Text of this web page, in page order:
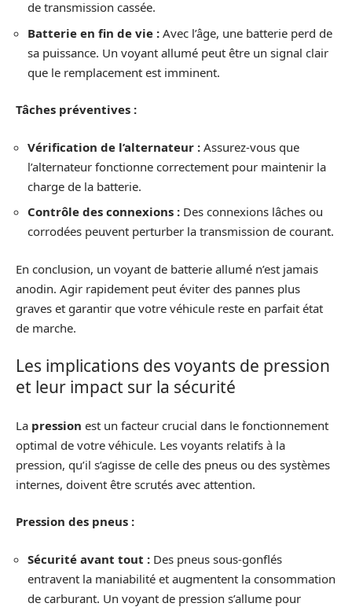
de transmission cassée.
Batterie en fin de vie : Avec l’âge, une batterie perd de
sa puissance. Un voyant allumé peut être un signal clair
que le remplacement est imminent.
Tâches préventives :
Vérification de l’alternateur : Assurez-vous que
l’alternateur fonctionne correctement pour maintenir la
charge de la batterie.
Contrôle des connexions : Des connexions lâches ou
corrodées peuvent perturber la transmission de courant.
En conclusion, un voyant de batterie allumé n’est jamais
anodin. Agir rapidement peut éviter des pannes plus
graves et garantir que votre véhicule reste en parfait état
de marche.
Les implications des voyants de pression
et leur impact sur la sécurité
La pression est un facteur crucial dans le fonctionnement
optimal de votre véhicule. Les voyants relatifs à la
pression, qu’il s’agisse de celle des pneus ou des systèmes
internes, doivent être scrutés avec attention.
Pression des pneus :
Sécurité avant tout : Des pneus sous-gonflés
entravent la maniabilité et augmentent la consommation
de carburant. Un voyant de pression s’allume pour